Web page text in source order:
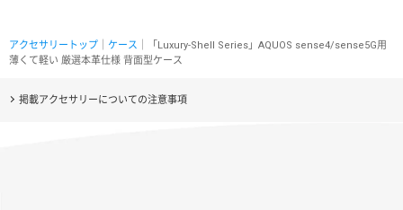
アクセサリートップ ケース ｜「Luxury-Shell Series」AQUOS sense4/sense5G用
薄くて軽い 厳選本革仕様 背面型ケース
掲載アクセサリーについての注意事項